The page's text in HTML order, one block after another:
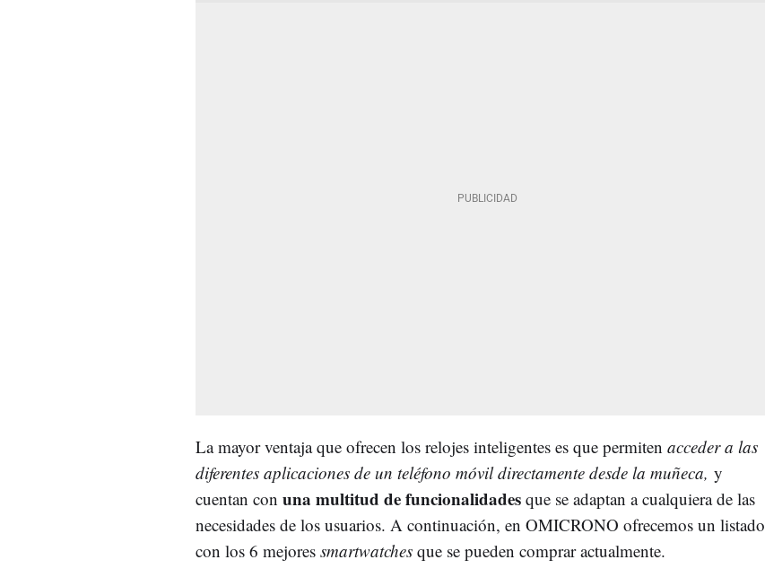
La mayor ventaja que ofrecen los relojes inteligentes es que permiten acceder a las
diferentes aplicaciones de un teléfono móvil directamente desde la muñeca, y
cuentan con una multitud de funcionalidades que se adaptan a cualquiera de las
necesidades de los usuarios. A continuación, en OMICRONO ofrecemos un listado
con los 6 mejores smartwatches que se pueden comprar actualmente.